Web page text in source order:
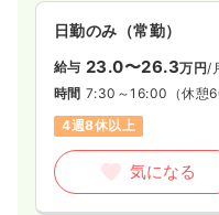
日勤のみ（常勤）
給与 23.0〜26.3万円/
時間 7:30～16:00 （休憩
4週8休以上
気になる